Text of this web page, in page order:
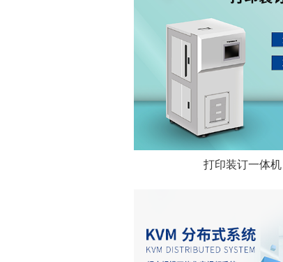
打印装订一体机